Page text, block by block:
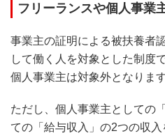
フリーランスや個人事業
事業主の証明による被扶養者
して働く人を対象とした制度
個人事業主は対象外となります
ただし、個人事業主としての
ての「給与収入」の2つの収